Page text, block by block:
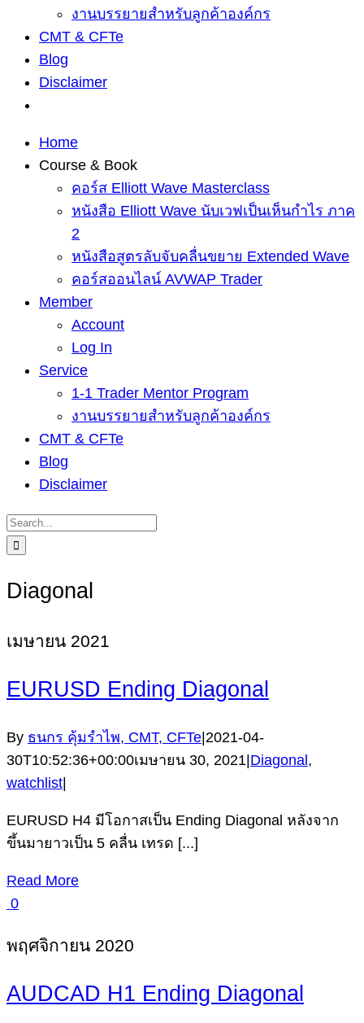
งานบรรยายสำหรับลูกค้าองค์กร
CMT & CFTe
Blog
Disclaimer
Home
Course & Book
คอร์ส Elliott Wave Masterclass
หนังสือ Elliott Wave นับเวฟเป็นเห็นกำไร ภาค
2
หนังสือสูตรลับจับคลื่นขยาย Extended Wave
คอร์สออนไลน์ AVWAP Trader
Member
Account
Log In
Service
1-1 Trader Mentor Program
งานบรรยายสำหรับลูกค้าองค์กร
CMT & CFTe
Blog
Disclaimer
Search
for:
Diagonal
เมษายน 2021
EURUSD Ending Diagonal
By ธนกร คุ้มรำไพ, CMT, CFTe|2021-04-
30T10:52:36+00:00เมษายน 30, 2021|Diagonal,
watchlist|
EURUSD H4 มีโอกาสเป็น Ending Diagonal หลังจาก
ขึ้นมายาวเป็น 5 คลื่น เทรด [...]
Read More
0
พฤศจิกายน 2020
AUDCAD H1 Ending Diagonal